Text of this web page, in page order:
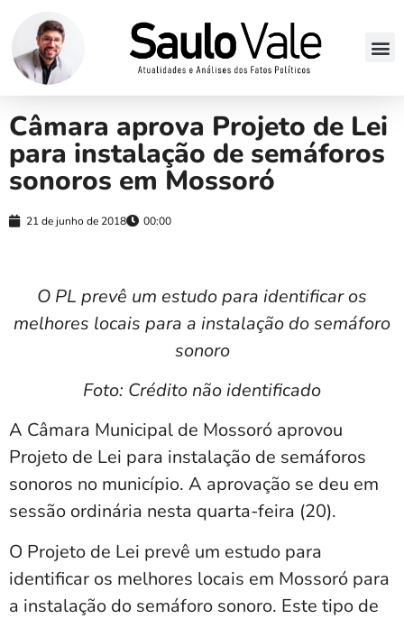
Câmara aprova Projeto de Lei
para instalação de semáforos
sonoros em Mossoró
21 de junho de 2018 00:00
O PL prevê um estudo para identificar os
melhores locais para a instalação do semáforo
sonoro
Foto: Crédito não identificado
A Câmara Municipal de Mossoró aprovou
Projeto de Lei para instalação de semáforos
sonoros no município. A aprovação se deu em
sessão ordinária nesta quarta-feira (20).
O Projeto de Lei prevê um estudo para
identificar os melhores locais em Mossoró para
a instalação do semáforo sonoro. Este tipo de